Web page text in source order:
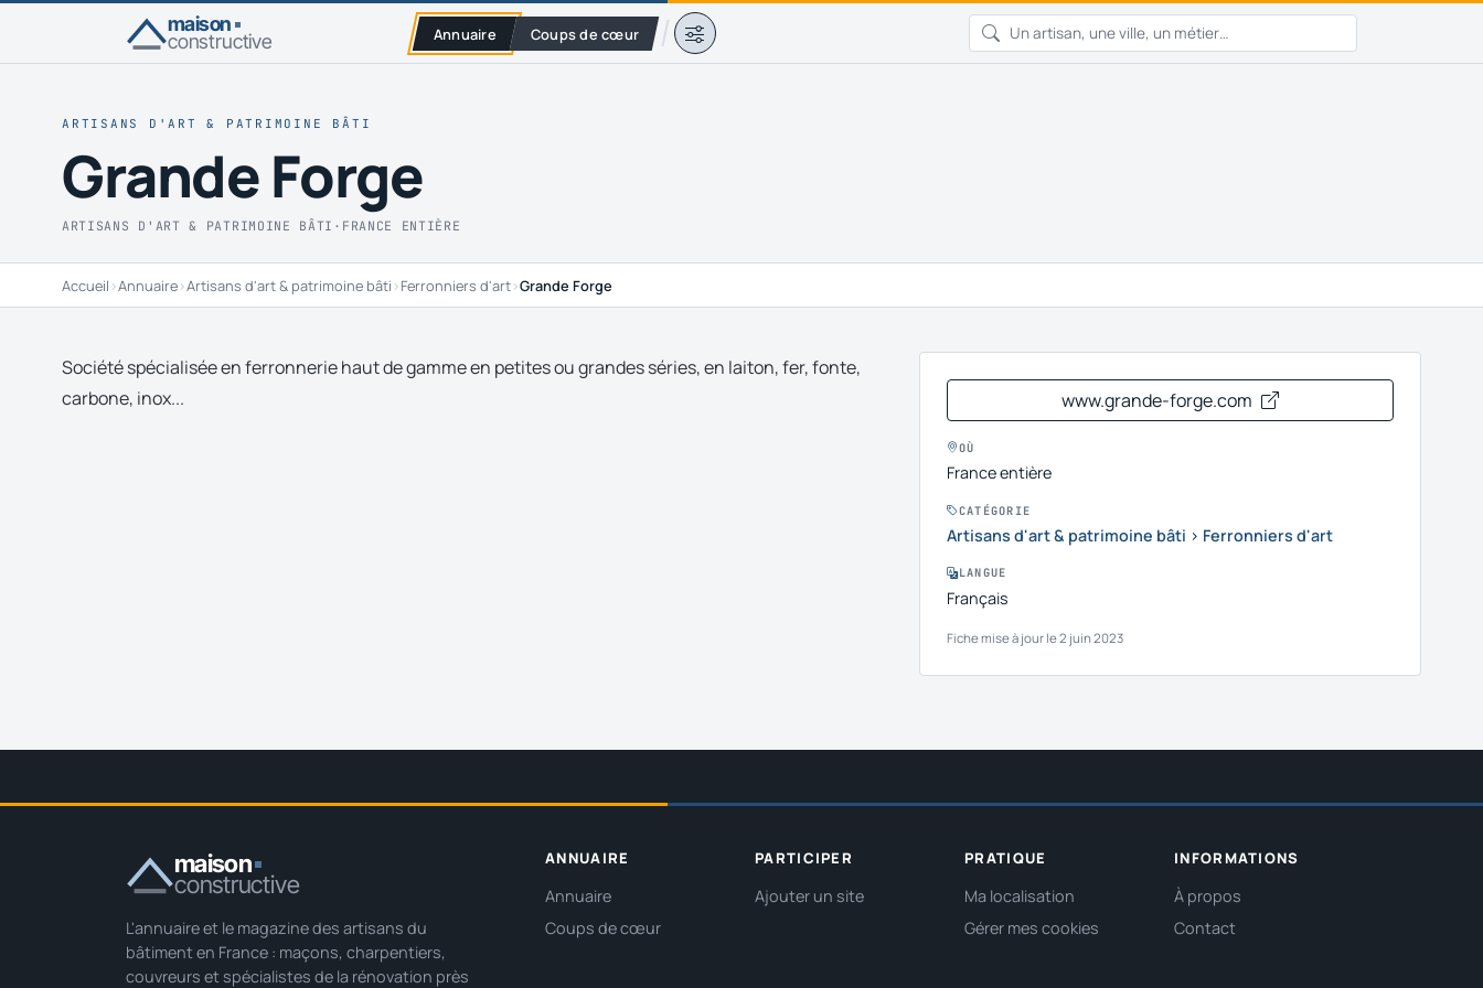
maison
constructive Annuaire Coups de cœur
ARTISANS D'ART & PATRIMOINE BÂTI
Grande Forge
ARTISANS D'ART & PATRIMOINE BÂTI · FRANCE ENTIÈRE
Accueil ›Annuaire›Artisans d'art & patrimoine bâti ›Ferronniers d'art›Grande Forge
Société spécialisée en ferronnerie haut de gamme en petites ou grandes séries, en laiton, fer, fonte,
carbone, inox...
www.grande-forge.com
OÙ
France entière
CATÉGORIE
Artisans d'art & patrimoine bâti › Ferronniers d'art
LANGUE
Français
Fiche mise à jour le 2 juin 2023
maison
constructive
L'annuaire et le magazine des artisans du
bâtiment en France : maçons, charpentiers,
couvreurs et spécialistes de la rénovation près
ANNUAIRE
Annuaire
Coups de cœur
PARTICIPER
Ajouter un site
PRATIQUE
Ma localisation
Gérer mes cookies
INFORMATIONS
À propos
Contact